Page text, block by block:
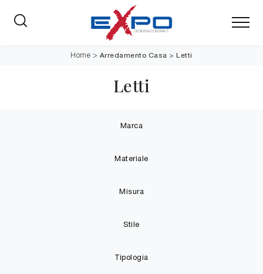
Home > Arredamento Casa >Letti
Letti
Marca
Materiale
Misura
Stile
Tipologia